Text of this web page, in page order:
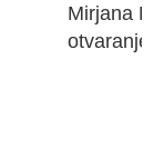
Mirjana
otvaranje